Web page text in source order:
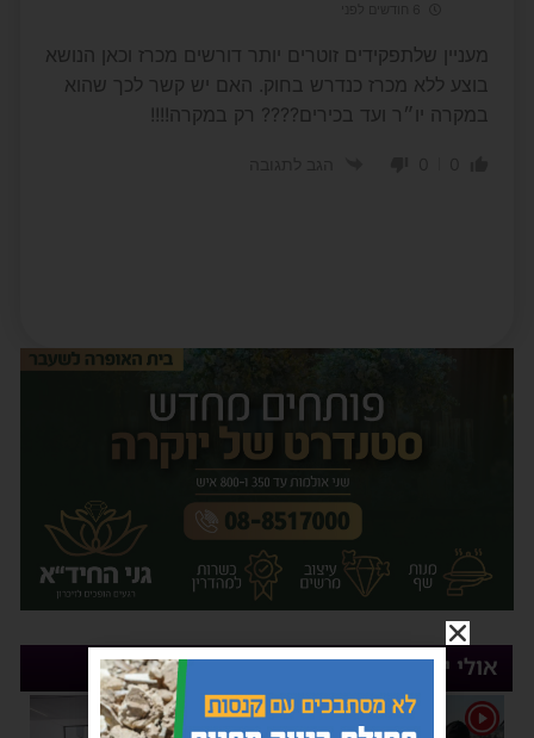
מעניין שלתפקידים זוטרים יותר דורשים מכרז וכאן הנושא
בוצע ללא מכרז כנדרש בחוק. האם יש קשר לכך שהוא
במקרה יו״ר ועד בכירים???? רק במקרה!!!!
אולי יעניין אותך
1